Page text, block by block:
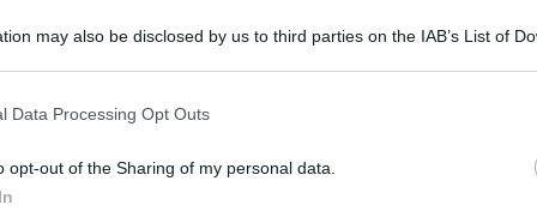
may also be disclosed by us to third parties on the IAB’s List of
including but not limited to your visit or usage behaviour. You may click
to Google and its third-party tags to use your data for below specified
consent section.
Data Processing Opt Outs
opt-out of the Sharing of my personal data.
ha stabilito l’accordo tra Ministero dei beni e
monumento nel centro di Roma che è una